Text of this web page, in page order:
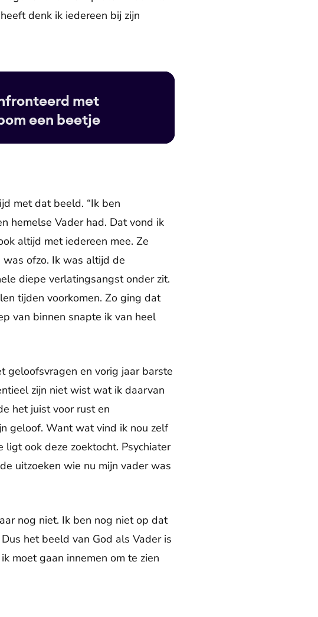
denk ik iedereen bij zijn
met
een beetje
met dat beeld. “Ik ben
hemelse Vader had. Dat vond ik
altijd met iedereen mee. Ze
ofzo. Ik was altijd de
diepe verlatingsangst onder zit.
tijden voorkomen. Zo ging dat
van binnen snapte ik van heel
geloofsvragen en vorig jaar barste
zijn niet wist wat ik daarvan
het juist voor rust en
geloof. Want wat vind ik nou zelf
ook deze zoektocht. Psychiater
uitzoeken wie nu mijn vader was
nog niet. Ik ben nog niet op dat
het beeld van God als Vader is
moet gaan innemen om te zien